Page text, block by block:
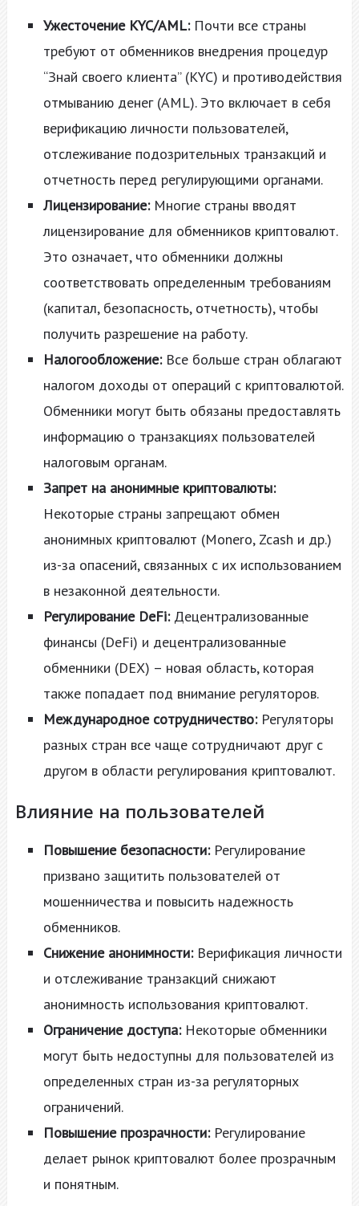
Ужесточение KYC/AML:Почти все страны
требуют от обменников внедрения процедур
“Знай своего клиента” (KYC) и противодействия
отмыванию денег (AML). Это включает в себя
верификацию личности пользователей,
отслеживание подозрительных транзакций и
отчетность перед регулирующими органами.
Лицензирование:Многие страны вводят
лицензирование для обменников криптовалют.
Это означает, что обменники должны
соответствовать определенным требованиям
(капитал, безопасность, отчетность), чтобы
получить разрешение на работу.
Налогообложение:Все больше стран облагают
налогом доходы от операций с криптовалютой.
Обменники могут быть обязаны предоставлять
информацию о транзакциях пользователей
налоговым органам.
Запрет на анонимные криптовалюты:
Некоторые страны запрещают обмен
анонимных криптовалют (Monero, Zcash и др.)
из-за опасений, связанных с их использованием
в незаконной деятельности.
Регулирование DeFi:Децентрализованные
финансы (DeFi) и децентрализованные
обменники (DEX) – новая область, которая
также попадает под внимание регуляторов.
Международное сотрудничество:Регуляторы
разных стран все чаще сотрудничают друг с
другом в области регулирования криптовалют.
Влияние на пользователей
Повышение безопасности:Регулирование
призвано защитить пользователей от
мошенничества и повысить надежность
обменников.
Снижение анонимности:Верификация личности
и отслеживание транзакций снижают
анонимность использования криптовалют.
Ограничение доступа:Некоторые обменники
могут быть недоступны для пользователей из
определенных стран из-за регуляторных
ограничений.
Повышение прозрачности:Регулирование
делает рынок криптовалют более прозрачным
и понятным.